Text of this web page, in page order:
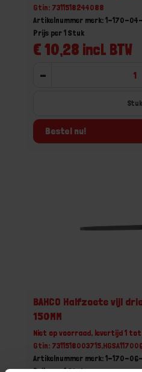
Gtin: 7311518244088
Artikelnummer merk: 1-170-
€ 10,28 incl. BTW
Prijs per 1 Stuk
-
Stuk
Bestel nu!
BAHCO Halfzoete vijl
150MM
Niet op voorraad, levertijd 1 tot
Gtin:
Artikelnummer merk: 1-170-